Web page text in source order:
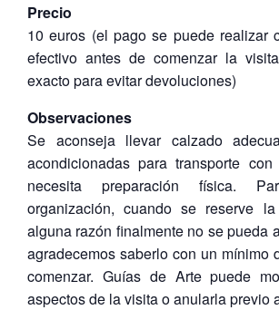
Precio
10 euros (el pago se puede realizar
efectivo antes de comenzar la
exacto para evitar devoluciones)
Observaciones
Se aconseja llevar calzado
acondicionadas para transporte
necesita preparación física.
organización, cuando se reserve
alguna razón finalmente no se pueda
agradecemos saberlo con un mínimo
comenzar. Guías de Arte puede
aspectos de la visita o anularla previo